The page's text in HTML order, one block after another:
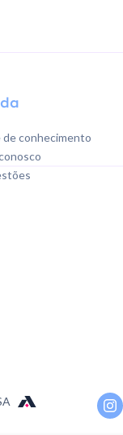
de conhecimento